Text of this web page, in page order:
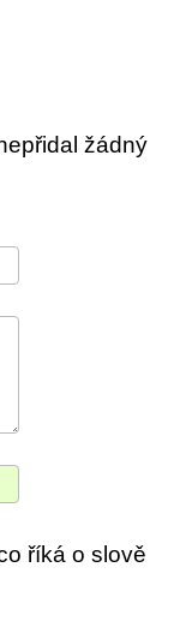
žádný
říká o slově